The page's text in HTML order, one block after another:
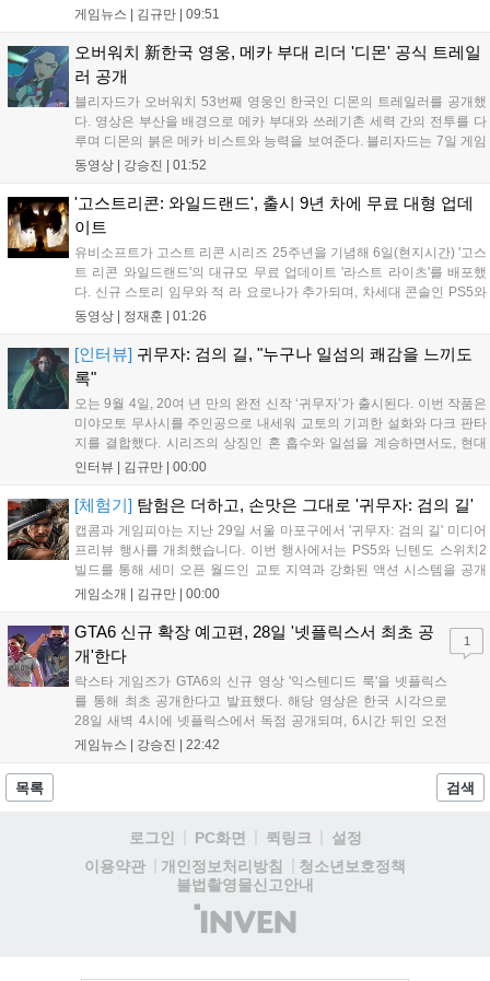
15,000원에 판매 중이다. 캐리언 시티를 배경으로 연쇄살인 사건을 추적
통해 밀도 높은 공포를 선사한다....
게임뉴스 | 김규만 09:51
오버워치 新한국 영웅, 메카 부대 리더 '디몬' 공식 트레일
러 공개
블리자드가 오버워치 53번째 영웅인 한국인 디몬의 트레일러를 공개했
다. 영상은 부산을 배경으로 메카 부대와 쓰레기촌 세력 간의 전투를 다
루며 디몬의 붉은 메카 비스트와 능력을 보여준다. 블리자드는 7일 게임
플레이 영상 공개를 시작으로 10일 시즌4 트레일러를 선보이며, 11일 시
론의 대립이 본격화될 전망이다....
동영상 | 강승진 01:52
'고스트리콘: 와일드랜드', 출시 9년 차에 무료 대형 업데
이트
유비소프트가 고스트 리콘 시리즈 25주년을 기념해 6일(현지시간) '고스
트 리콘 와일드랜드'의 대규모 무료 업데이트 '라스트 라이츠'를 배포했
다. 신규 스토리 임무와 적 라 요로나가 추가되며, 차세대 콘솔인 PS5와
Xbox Series X|S에서 4K 60FPS를 지원한다. 또한 편의성 개선과 함께
리를 제공한다....
동영상 | 정재훈 01:26
[인터뷰] 귀무자: 검의 길, "누구나 일섬의 쾌감을 느끼도
록"
오는 9월 4일, 20여 년 만의 완전 신작 ‘귀무자’가 출시된다. 이번 작품은
미야모토 무사시를 주인공으로 내세워 교토의 기괴한 설화와 다크 판타
지를 결합했다. 시리즈의 상징인 혼 흡수와 일섬을 계승하면서도, 현대
적인 검극 액션과 '무너뜨리기 일섬'을 더해 전투의 깊이를 더했다. 개발
하고자 했으며, 실제 검술 전문가의 모션 캡처를 통해 리얼리티를 극대
화했다. 세계관을 새롭게 재구성한 이번 신작은 기존 시리즈와 설정은
다르지만, 특유의 통쾌한 손맛과 다크 판타지 분위기를 충실히 담아내어
시리즈 팬과 신규 이용자 모두에게 새로운 재미를 선사할 예정이다....
인터뷰 | 김규만 00:00
[체험기] 탐험은 더하고, 손맛은 그대로 '귀무자: 검의 길'
캡콤과 게임피아는 지난 29일 서울 마포구에서 '귀무자: 검의 길' 미디어
프리뷰 행사를 개최했습니다. 이번 행사에서는 PS5와 닌텐도 스위치2
빌드를 통해 세미 오픈 월드인 교토 지역과 강화된 액션 시스템을 공개
했습니다. 주인공 미야모토 무사시가 오니를 정화하는 과정을 담았으며,
탄탄한 게임성을 선보여 기대감을 높였습니다....
게임소개 | 김규만 00:00
GTA6 신규 확장 예고편, 28일 '넷플릭스서 최초 공
개'한다
락스타 게임즈가 GTA6의 신규 영상 '익스텐디드 룩'을 넷플릭스
를 통해 최초 공개한다고 발표했다. 해당 영상은 한국 시각으로
28일 새벽 4시에 넷플릭스에서 독점 공개되며, 6시간 뒤인 오전
10시부터 공식 유튜브와 홈페이지에서도 확인할 수 있다. 기존보
이례적인 협업이 향후 게임 마케팅 방식에 어떤 변화를 가져올지
게임뉴스 | 강승진 22:42
1
목록 검색
로그인 PC화면 퀵링크
설정
이용약관
개인정보처리방침
청소년보호정책
불법촬영물신고안내
(주)
인